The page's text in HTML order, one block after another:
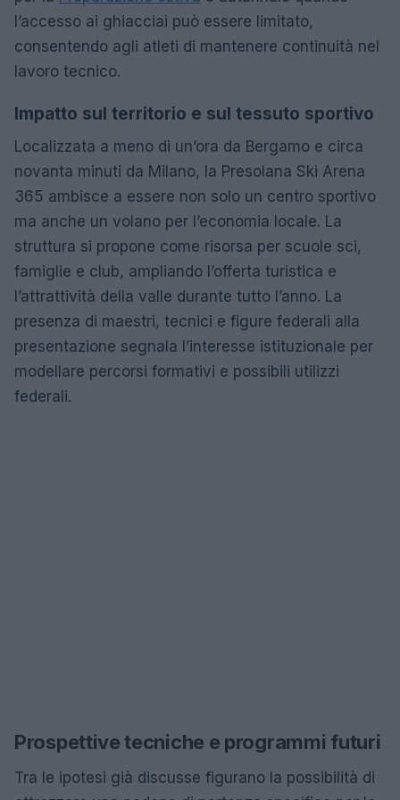
l’accesso ai ghiacciai può essere limitato,
consentendo agli atleti di mantenere continuità nel
lavoro tecnico.
Impatto sul territorio e sul tessuto sportivo
Localizzata a meno di un’ora da Bergamo e circa
novanta minuti da Milano, la Presolana Ski Arena
365 ambisce a essere non solo un centro sportivo
ma anche un volano per l’economia locale. La
struttura si propone come risorsa per scuole sci,
famiglie e club, ampliando l’offerta turistica e
l’attrattività della valle durante tutto l’anno. La
presenza di maestri, tecnici e figure federali alla
presentazione segnala l’interesse istituzionale per
modellare percorsi formativi e possibili utilizzi
federali.
Prospettive tecniche e programmi futuri
Tra le ipotesi già discusse figurano la possibilità di